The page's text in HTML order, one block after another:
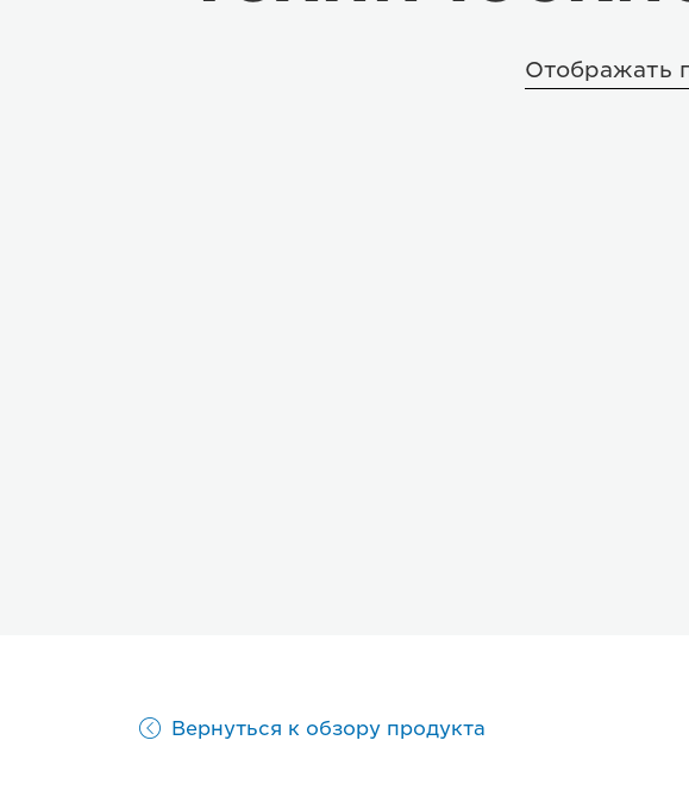
Отображать
Вернуться к обзору продукта